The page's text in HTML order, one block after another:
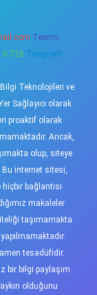
Teams:
0 726 Telegram:
Teknolojileri ve
Sağlayıcı olarak
proaktif olarak
Ancak,
olup, siteye
Bu internet sitesi,
bağlantısı
makaleler
taşımamakta
tesadüfidir.
bir bilgi paylaşım
olduğunu